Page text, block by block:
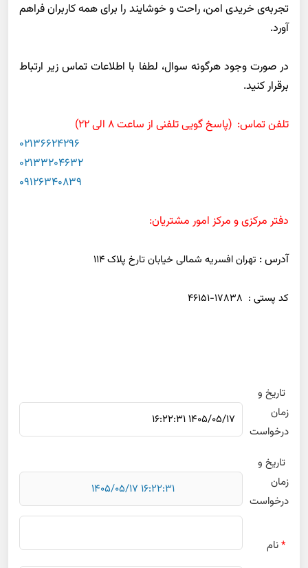
تجربه‌ی خریدی امن، راحت و خوشایند را برای همه کاربران فراهم
آورد.
در صورت وجود هرگونه سوال، لطفا با اطلاعات تماس زیر ارتباط
برقرار کنید.
تلفن تماس: (پاسخ گویی تلفنی از ساعت 8 الی 22)
02136624296
02133204632
09126340839
دفتر مرکزی و مرکز امور مشتریان:
آدرس : تهران افسریه شمالی خیابان تارخ پلاک 114
کد پستی : 17838-46151
تاریخ و
زمان
درخواست
تاریخ و
زمان
درخواست
*نام